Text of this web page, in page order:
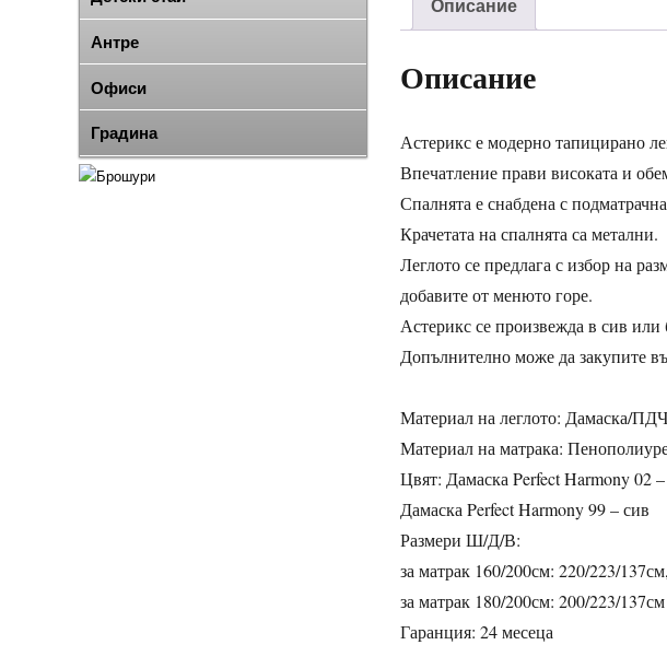
Описание
Астерикс е модерно тапицирано
Впечатление прави високата и
Спалнята е снабдена с
Крачетата на спалнята са метални.
Леглото се предлага с избор на
добавите от менюто горе.
Астерикс се произвежда в сив или
Допълнително може да закупите
Материал на леглото: Дамаска/
Материал на матрака:
Цвят: Дамаска Perfect Harmony 02
Дамаска Perfect Harmony 99 – сив
Размери Ш/Д/В:
за матрак 160/200см: 220/223/137см,
за матрак 180/200см: 200/223/137см
Гаранция: 24 месеца
Антре
Офиси
Градина